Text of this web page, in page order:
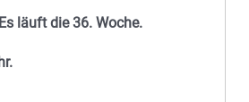
s läuft die 36. Woche.